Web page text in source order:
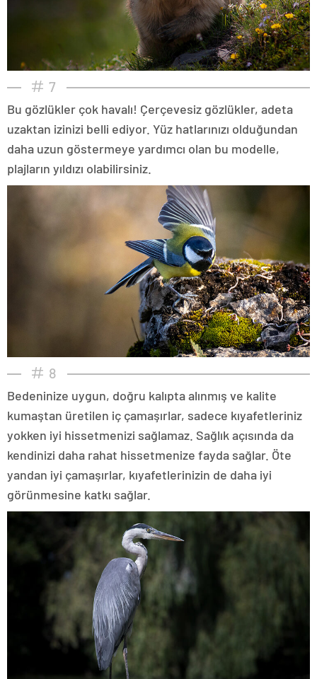
7
Bu gözlükler çok havalı! Çerçevesiz gözlükler, adeta
uzaktan izinizi belli ediyor. Yüz hatlarınızı olduğundan
daha uzun göstermeye yardımcı olan bu modelle,
plajların yıldızı olabilirsiniz.
8
Bedeninize uygun, doğru kalıpta alınmış ve kalite
kumaştan üretilen iç çamaşırlar, sadece kıyafetleriniz
yokken iyi hissetmenizi sağlamaz. Sağlık açısında da
kendinizi daha rahat hissetmenize fayda sağlar. Öte
yandan iyi çamaşırlar, kıyafetlerinizin de daha iyi
görünmesine katkı sağlar.